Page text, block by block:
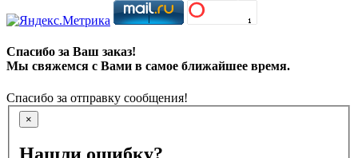
Спасибо за Ваш заказ!
Мы свяжемся с Вами в самое ближайшее время.
Спасибо за отправку сообщения!
×